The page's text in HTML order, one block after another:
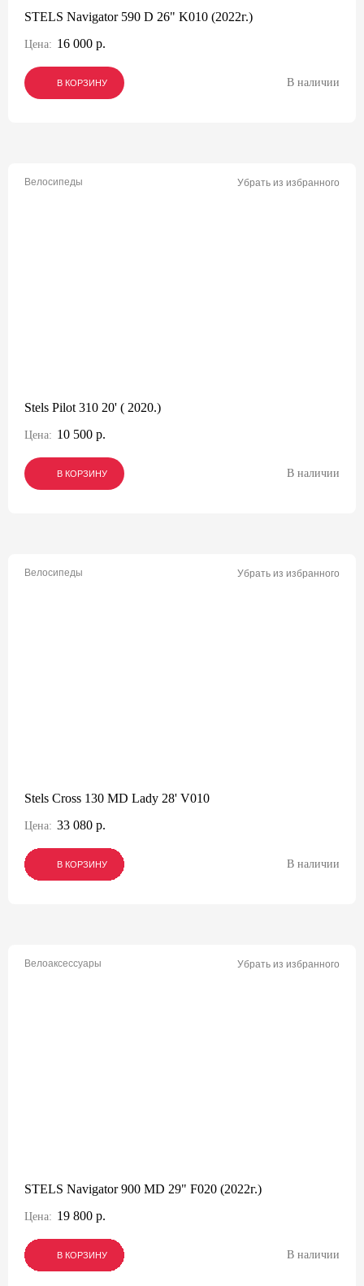
STELS Navigator 590 D 26" K010 (2022г.)
Цена: 16 000 р.
В КОРЗИНУ
В КОРЗИНУ
В КОРЗИНУ В наличии
Велосипеды Убрать из избранного
Stels Pilot 310 20' ( 2020.)
Цена: 10 500 р.
В КОРЗИНУ
В КОРЗИНУ
В КОРЗИНУ В наличии
Велосипеды Убрать из избранного
Stels Cross 130 MD Lady 28' V010
Цена: 33 080 р.
В КОРЗИНУ
В КОРЗИНУ
В КОРЗИНУ В наличии
Велоаксессуары Убрать из избранного
STELS Navigator 900 MD 29" F020 (2022г.)
Цена: 19 800 р.
В КОРЗИНУ
В КОРЗИНУ
В КОРЗИНУ В наличии